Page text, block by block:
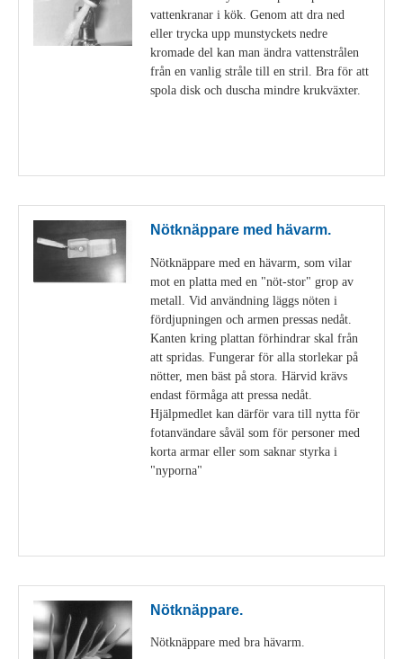
vattenkranar i kök. Genom att dra ned
eller trycka upp munstyckets nedre
kromade del kan man ändra vattenstrålen
från en vanlig stråle till en stril. Bra för att
spola disk och duscha mindre krukväxter.
Nötknäppare med hävarm.
Nötknäppare med en hävarm, som vilar
mot en platta med en "nöt-stor" grop av
metall. Vid användning läggs nöten i
fördjupningen och armen pressas nedåt.
Kanten kring plattan förhindrar skal från
att spridas. Fungerar för alla storlekar på
nötter, men bäst på stora. Härvid krävs
endast förmåga att pressa nedåt.
Hjälpmedlet kan därför vara till nytta för
fotanvändare såväl som för personer med
korta armar eller som saknar styrka i
"nyporna"
Nötknäppare.
Nötknäppare med bra hävarm.